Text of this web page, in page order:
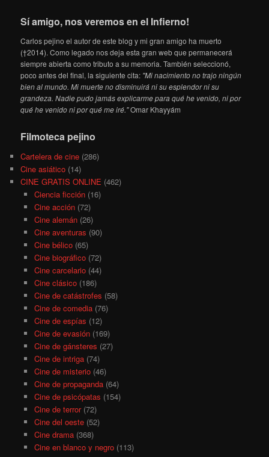
Sí amigo, nos veremos en el Infierno!
Carlos pejino el autor de este blog y mi gran amigo ha muerto
(†2014). Como legado nos deja esta gran web que permanecerá
siempre abierta como tributo a su memoria. También seleccionó,
poco antes del final, la siguiente cita: "Mi nacimiento no trajo ningún
bien al mundo. Mi muerte no disminuirá ni su esplendor ni su
grandeza. Nadie pudo jamás explicarme para qué he venido, ni por
qué he venido ni por qué me iré."Omar Khayyám
Filmoteca pejino
Cartelera de cine (286)
Cine asiático (14)
CINE GRATIS ONLINE (462)
Ciencia ficción(16)
Cine acción(72)
Cine alemán(26)
Cine aventuras (90)
Cine bélico(65)
Cine biográfico(72)
Cine carcelario(44)
Cine clásico(186)
Cine de catástrofes (58)
Cine de comedia(76)
Cine de espías (12)
Cine de evasión(169)
Cine de gánsteres (27)
Cine de intriga(74)
Cine de misterio(46)
Cine de propaganda(64)
Cine de psicópatas (154)
Cine de terror(72)
Cine del oeste(52)
Cine drama(368)
Cine en blanco y negro(113)